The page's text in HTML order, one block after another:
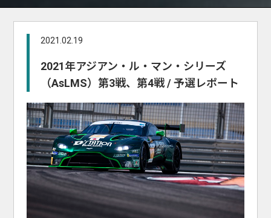
2021.02.19
2021年アジアン・ル・マン・シリーズ
（AsLMS）第3戦、第4戦 / 予選レポート